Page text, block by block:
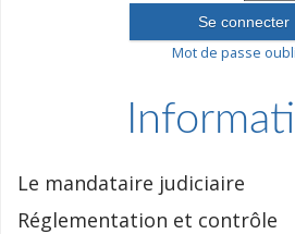
Mot de passe
Le mandataire judiciaire
Réglementation et contrôle